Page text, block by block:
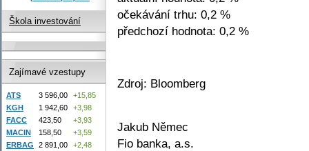
očekávání trhu: 0,2 %
předchozí hodnota: 0,2 %
Zdroj: Bloomberg
Jakub Němec
Fio banka, a.s.
Škola investování
Zajímavé vzestupy
ATS 3 596,00
+15,85
KGH
1 942,60
+3,98
FACC
423,50
+3,93
MACIN
158,50
+3,59
ERBAG
2 891,00 +2,48